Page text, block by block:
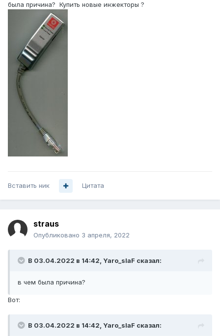
была причина? Купить новые инжекторы ?
Вставить ник Цитата
straus
Опубликовано 3 апреля, 2022
В 03.04.2022 в 14:42, Yaro_slaF сказал:
в чем была причина?
Вот:
В 03.04.2022 в 14:42, Yaro_slaF сказал: